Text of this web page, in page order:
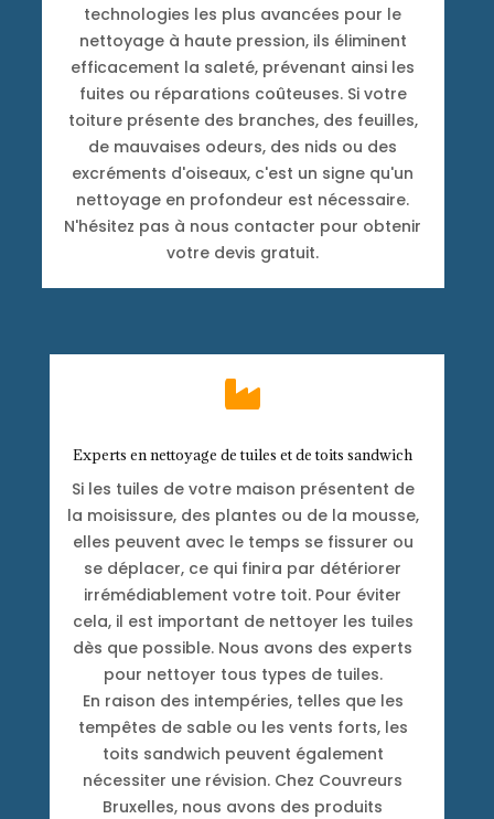
technologies les plus avancées pour le
nettoyage à haute pression, ils éliminent
efficacement la saleté, prévenant ainsi les
fuites ou réparations coûteuses. Si votre
toiture présente des branches, des feuilles,
de mauvaises odeurs, des nids ou des
excréments d'oiseaux, c'est un signe qu'un
nettoyage en profondeur est nécessaire.
N'hésitez pas à nous contacter pour obtenir
votre devis gratuit.

Experts en nettoyage de tuiles et de toits sandwich
Si les tuiles de votre maison présentent de
la moisissure, des plantes ou de la mousse,
elles peuvent avec le temps se fissurer ou
se déplacer, ce qui finira par détériorer
irrémédiablement votre toit. Pour éviter
cela, il est important de nettoyer les tuiles
dès que possible. Nous avons des experts
pour nettoyer tous types de tuiles.
En raison des intempéries, telles que les
tempêtes de sable ou les vents forts, les
toits sandwich peuvent également
nécessiter une révision. Chez Couvreurs
Bruxelles, nous avons des produits